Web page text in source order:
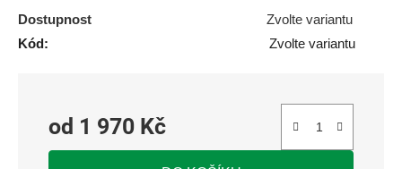
Dostupnost
Zvolte variantu
Kód:
Zvolte variantu
od 1 970 Kč
Měrná cena: